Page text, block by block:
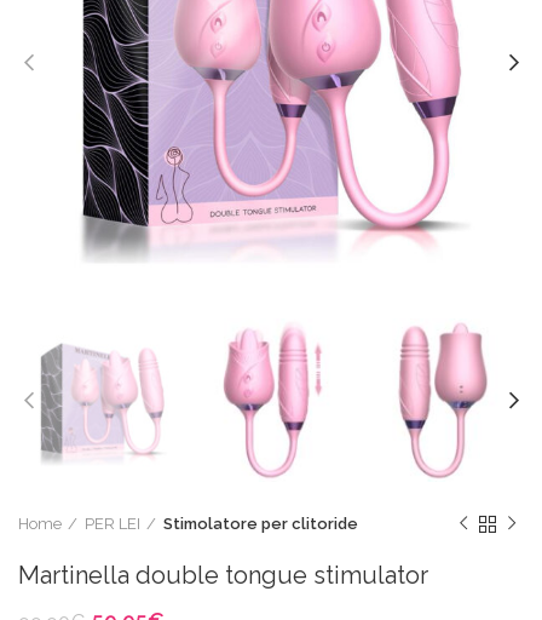
Home PER LEI Stimolatore per clitoride
Martinella double tongue stimulator